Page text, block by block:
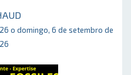
o domingo, 6 de setembro de